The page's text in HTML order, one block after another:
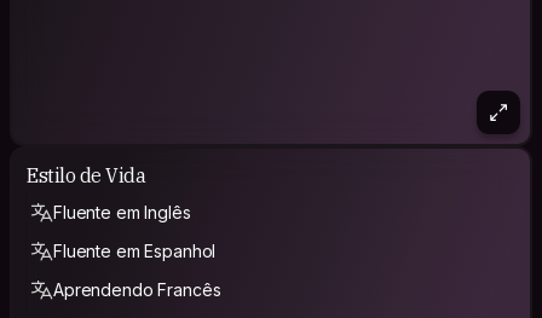
Estilo de Vida
Fluente em Inglês
Fluente em Espanhol
Aprendendo Francês